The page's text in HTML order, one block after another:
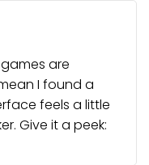
are
I found a
feels a little
Give it a peek: